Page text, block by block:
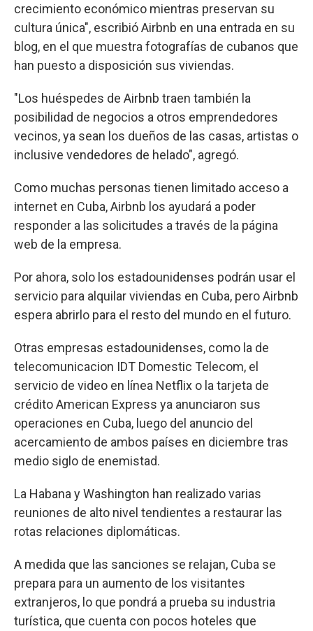
crecimiento económico mientras preservan su
cultura única", escribió Airbnb en una entrada en su
blog, en el que muestra fotografías de cubanos que
han puesto a disposición sus viviendas.
"Los huéspedes de Airbnb traen también la
posibilidad de negocios a otros emprendedores
vecinos, ya sean los dueños de las casas, artistas o
inclusive vendedores de helado", agregó.
Como muchas personas tienen limitado acceso a
internet en Cuba, Airbnb los ayudará a poder
responder a las solicitudes a través de la página
web de la empresa.
Por ahora, solo los estadounidenses podrán usar el
servicio para alquilar viviendas en Cuba, pero Airbnb
espera abrirlo para el resto del mundo en el futuro.
Otras empresas estadounidenses, como la de
telecomunicacion IDT Domestic Telecom, el
servicio de video en línea Netflix o la tarjeta de
crédito American Express ya anunciaron sus
operaciones en Cuba, luego del anuncio del
acercamiento de ambos países en diciembre tras
medio siglo de enemistad.
La Habana y Washington han realizado varias
reuniones de alto nivel tendientes a restaurar las
rotas relaciones diplomáticas.
A medida que las sanciones se relajan, Cuba se
prepara para un aumento de los visitantes
extranjeros, lo que pondrá a prueba su industria
turística, que cuenta con pocos hoteles que